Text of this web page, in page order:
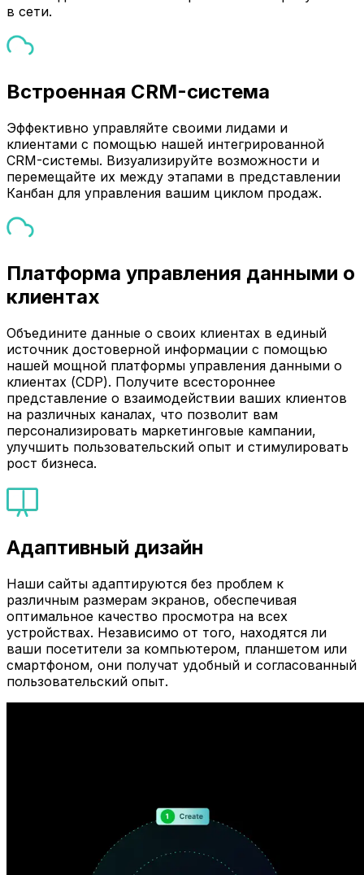
в сети.
Встроенная CRM-система
Эффективно управляйте своими лидами и
клиентами с помощью нашей интегрированной
CRM-системы. Визуализируйте возможности и
перемещайте их между этапами в представлении
Канбан для управления вашим циклом продаж.
Платформа управления данными о
клиентах
Объедините данные о своих клиентах в единый
источник достоверной информации с помощью
нашей мощной платформы управления данными о
клиентах (CDP). Получите всестороннее
представление о взаимодействии ваших клиентов
на различных каналах, что позволит вам
персонализировать маркетинговые кампании,
улучшить пользовательский опыт и стимулировать
рост бизнеса.
Адаптивный дизайн
Наши сайты адаптируются без проблем к
различным размерам экранов, обеспечивая
оптимальное качество просмотра на всех
устройствах. Независимо от того, находятся ли
ваши посетители за компьютером, планшетом или
смартфоном, они получат удобный и согласованный
пользовательский опыт.